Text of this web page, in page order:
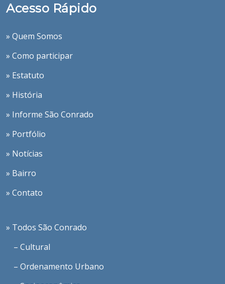
Acesso Rápido
» Quem Somos
» Como participar
» Estatuto
» História
» Informe São Conrado
» Portfólio
» Notícias
» Bairro
» Contato
» Todos São Conrado
– Cultural
– Ordenamento Urbano